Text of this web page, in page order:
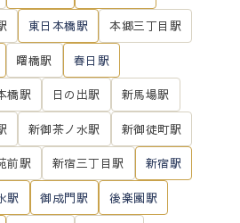
東日本橋駅 本郷三丁目駅
曙橋駅 春日駅
橋駅 日の出駅 新馬場駅
新御茶ノ水駅 新御徒町駅
前駅 新宿三丁目駅 新宿駅
駅 御成門駅 後楽園駅